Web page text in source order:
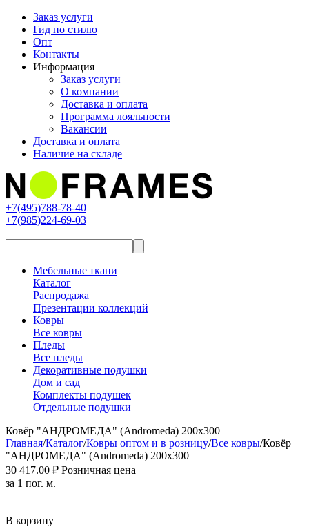
Заказ услуги
Гид по стилю
Опт
Контакты
Информация
Заказ услуги
О компании
Доставка и оплата
Программа лояльности
Вакансии
Доставка и оплата
Наличие на складе
+7(495)788-78-40
+7(985)224-69-03
Мебельные ткани
Каталог
Распродажа
Презентации коллекций
Ковры
Все ковры
Пледы
Все пледы
Декоративные подушки
Дом и сад
Комплекты подушек
Отдельные подушки
Ковёр "АНДРОМЕДА" (Andromeda) 200х300
Главная/Каталог/Ковры оптом и в розницу/Все ковры/Ковёр
"АНДРОМЕДА" (Andromeda) 200х300
30 417.00 ₽ Розничная цена
за 1 пог. м.
В корзину